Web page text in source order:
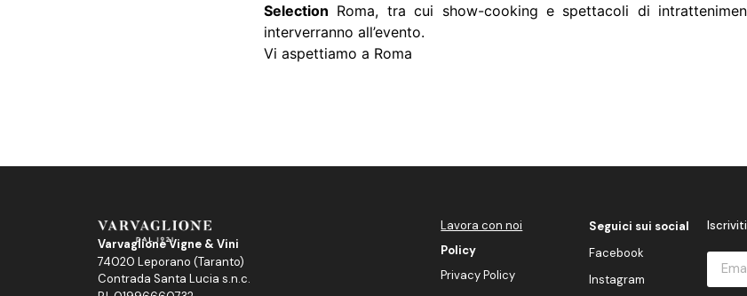
Selection Roma, tra cui show-cooking e spettacoli di
interverranno all’evento.
Vi aspettiamo a Roma
Varvaglione Vigne & Vini
74020 Leporano (Taranto)
Contrada Santa Lucia s.n.c.
Lavora con noi
Policy
Privacy Policy
Seguici sui social
Facebook
Instagram